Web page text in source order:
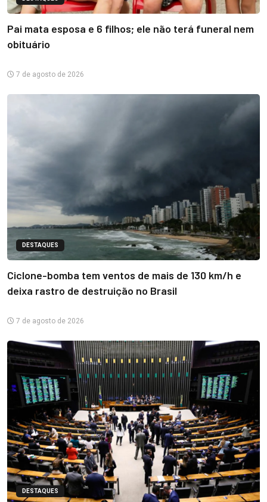
Pai mata esposa e 6 filhos; ele não terá funeral nem
obituário
7 de agosto de 2026
DESTAQUES
Ciclone-bomba tem ventos de mais de 130 km/h e
deixa rastro de destruição no Brasil
7 de agosto de 2026
DESTAQUES